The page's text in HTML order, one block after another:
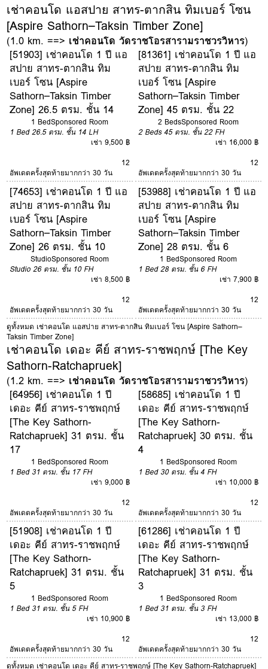
เช่าคอนโด แอสปาย สาทร-ตากสิน ทิมเบอร์ โซน
[Aspire Sathorn–Taksin Timber Zone]
(1.0 km. ==> เช่าคอนโด วัดราชโอรสารามราชวรวิหาร)
[51903] เช่าคอนโด 1 ปี แอ
สปาย สาทร-ตากสิน ทิม
เบอร์ โซน [Aspire
Sathorn–Taksin Timber
Zone] 26.5 ตรม. ชั้น 14
1 BedSponsored Room
1 Bed 26.5 ตรม. ชั้น 14 LH
เช่า 9,500 ฿
12
อัพเดตครั้งสุดท้ายมากกว่า 30 วัน
[81361] เช่าคอนโด 1 ปี แอ
สปาย สาทร-ตากสิน ทิม
เบอร์ โซน [Aspire
Sathorn–Taksin Timber
Zone] 45 ตรม. ชั้น 22
2 BedsSponsored Room
2 Beds 45 ตรม. ชั้น 22 FH
เช่า 16,000 ฿
12
อัพเดตครั้งสุดท้ายมากกว่า 30 วัน
[74653] เช่าคอนโด 1 ปี แอ
สปาย สาทร-ตากสิน ทิม
เบอร์ โซน [Aspire
Sathorn–Taksin Timber
Zone] 26 ตรม. ชั้น 10
StudioSponsored Room
Studio 26 ตรม. ชั้น 10 FH
เช่า 8,500 ฿
12
อัพเดตครั้งสุดท้ายมากกว่า 30 วัน
[53988] เช่าคอนโด 1 ปี แอ
สปาย สาทร-ตากสิน ทิม
เบอร์ โซน [Aspire
Sathorn–Taksin Timber
Zone] 28 ตรม. ชั้น 6
1 BedSponsored Room
1 Bed 28 ตรม. ชั้น 6 FH
เช่า 7,900 ฿
12
อัพเดตครั้งสุดท้ายมากกว่า 30 วัน
ดูทั้งหมด เช่าคอนโด แอสปาย สาทร-ตากสิน ทิมเบอร์ โซน [Aspire Sathorn–
Taksin Timber Zone]
เช่าคอนโด เดอะ คีย์ สาทร-ราชพฤกษ์ [The Key
Sathorn-Ratchapruek]
(1.2 km. ==> เช่าคอนโด วัดราชโอรสารามราชวรวิหาร)
[64956] เช่าคอนโด 1 ปี
เดอะ คีย์ สาทร-ราชพฤกษ์
[The Key Sathorn-
Ratchapruek] 31 ตรม. ชั้น
17
1 BedSponsored Room
1 Bed 31 ตรม. ชั้น 17 FH
เช่า 9,000 ฿
12
อัพเดตครั้งสุดท้ายมากกว่า 30 วัน
[58685] เช่าคอนโด 1 ปี
เดอะ คีย์ สาทร-ราชพฤกษ์
[The Key Sathorn-
Ratchapruek] 30 ตรม. ชั้น
4
1 BedSponsored Room
1 Bed 30 ตรม. ชั้น 4 FH
เช่า 10,000 ฿
12
อัพเดตครั้งสุดท้ายมากกว่า 30 วัน
[51908] เช่าคอนโด 1 ปี
เดอะ คีย์ สาทร-ราชพฤกษ์
[The Key Sathorn-
Ratchapruek] 31 ตรม. ชั้น
5
1 BedSponsored Room
1 Bed 31 ตรม. ชั้น 5 FH
เช่า 10,900 ฿
12
อัพเดตครั้งสุดท้ายมากกว่า 30 วัน
[61286] เช่าคอนโด 1 ปี
เดอะ คีย์ สาทร-ราชพฤกษ์
[The Key Sathorn-
Ratchapruek] 31 ตรม. ชั้น
3
1 BedSponsored Room
1 Bed 31 ตรม. ชั้น 3 FH
เช่า 13,000 ฿
12
อัพเดตครั้งสุดท้ายมากกว่า 30 วัน
ดูทั้งหมด เช่าคอนโด เดอะ คีย์ สาทร-ราชพฤกษ์ [The Key Sathorn-Ratchapruek]